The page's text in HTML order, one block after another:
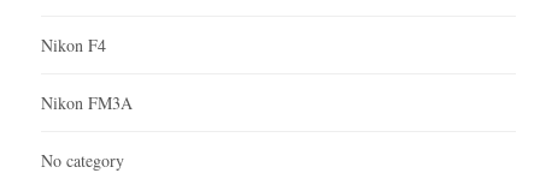
Nikon F4
Nikon FM3A
No category